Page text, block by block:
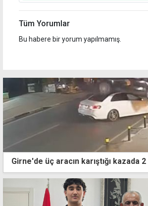
Tüm Yorumlar
Bu habere bir yorum yapılmamış.
Girne'de üç aracın karıştığı kazada